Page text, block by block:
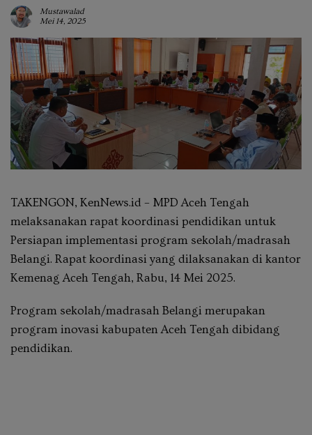
Mustawalad
Mei 14, 2025
TAKENGON, KenNews.id – MPD Aceh Tengah
melaksanakan rapat koordinasi pendidikan untuk
Persiapan implementasi program sekolah/madrasah
Belangi. Rapat koordinasi yang dilaksanakan di kantor
Kemenag Aceh Tengah, Rabu, 14 Mei 2025.
Program sekolah/madrasah Belangi merupakan
program inovasi kabupaten Aceh Tengah dibidang
pendidikan.